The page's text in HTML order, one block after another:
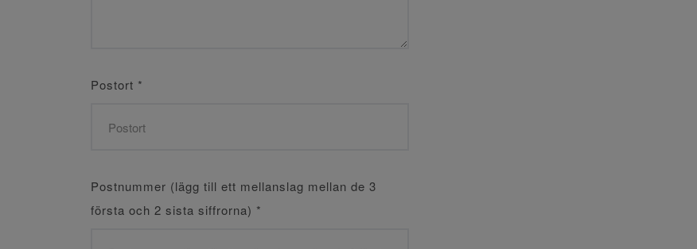
Postort *
Postnummer (lägg till ett mellanslag mellan de 3
första och 2 sista siffrorna) *